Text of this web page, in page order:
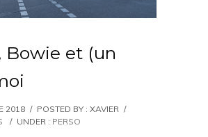
Bowie et (un
2018 / POSTED BY : XAVIER /
/ UNDER : PERSO